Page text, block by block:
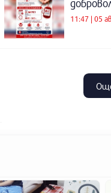
11:47 | 05